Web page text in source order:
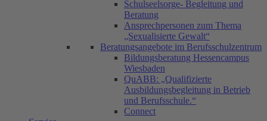
Schulseelsorge- Begleitung und
Beratung
Ansprechpersonen zum Thema
„Sexualisierte Gewalt“
Beratungsangebote im Berufsschulzentrum
Bildungsberatung Hessencampus
Wiesbaden
QuABB: „Qualifizierte
Ausbildungsbegleitung in Betrieb
und Berufsschule.“
Connect